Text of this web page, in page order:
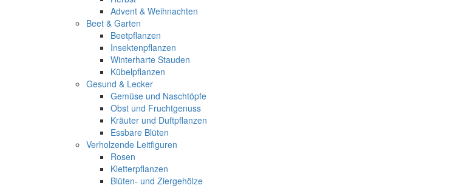
Advent & Weihnachten
Beet & Garten
Beetpflanzen
Insektenpflanzen
Winterharte Stauden
Kübelpflanzen
Gesund & Lecker
Gemüse und Naschtöpfe
Obst und Fruchtgenuss
Kräuter und Duftpflanzen
Essbare Blüten
Verholzende Leitfiguren
Rosen
Kletterpflanzen
Blüten- und Ziergehölze